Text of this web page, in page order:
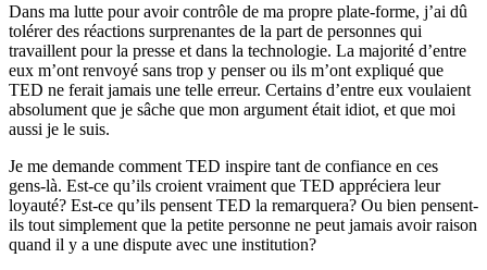
Dans ma lutte pour avoir contrôle de ma propre plate-forme, j’ai dû
tolérer des réactions surprenantes de la part de personnes qui
travaillent pour la presse et dans la technologie. La majorité d’entre
eux m’ont renvoyé sans trop y penser ou ils m’ont expliqué que
TED ne ferait jamais une telle erreur. Certains d’entre eux voulaient
absolument que je sâche que mon argument était idiot, et que moi
aussi je le suis.
Je me demande comment TED inspire tant de confiance en ces
gens-là. Est-ce qu’ils croient vraiment que TED appréciera leur
loyauté? Est-ce qu’ils pensent TED la remarquera? Ou bien pensent-
ils tout simplement que la petite personne ne peut jamais avoir raison
quand il y a une dispute avec une institution?